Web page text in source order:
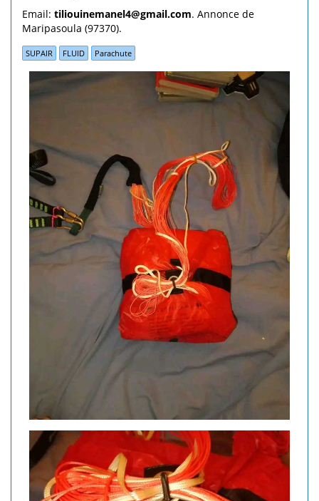
Email: tiliouinemanel4@gmail.com. Annonce de
Maripasoula (97370).
SUPAIR FLUID Parachute